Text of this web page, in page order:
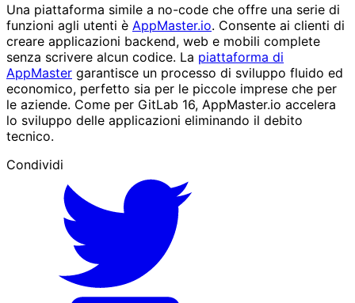
Una piattaforma simile a no-code che offre una serie di
funzioni agli utenti è AppMaster.io. Consente ai clienti di
creare applicazioni backend, web e mobili complete
senza scrivere alcun codice. La piattaforma di
AppMaster garantisce un processo di sviluppo fluido ed
economico, perfetto sia per le piccole imprese che per
le aziende. Come per GitLab 16, AppMaster.io accelera
lo sviluppo delle applicazioni eliminando il debito
tecnico.
Condividi